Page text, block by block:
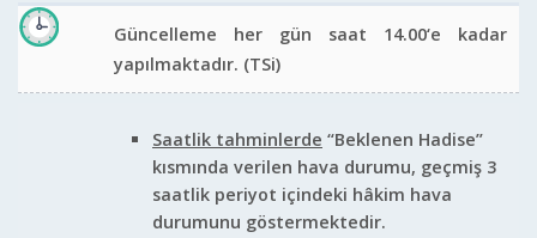
Güncelleme her gün saat 14.00‘e kadar
yapılmaktadır. (TSi)
Saatlik tahminlerde “Beklenen Hadise”
kısmında verilen hava durumu, geçmiş 3
saatlik periyot içindeki hâkim hava
durumunu göstermektedir.